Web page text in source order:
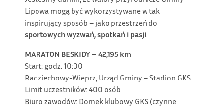
Lipowa mogą być wykorzystywane w tak
inspirujący sposób – jako przestrzeń do
sportowych wyzwań, spotkań i pasji.
MARATON BESKIDY – 42,195 km
Start: godz. 10:00
Radziechowy-Wieprz, Urząd Gminy – Stadion GKS
Limit uczestników: 400 osób
Biuro zawodów: Domek klubowy GKS (czynne